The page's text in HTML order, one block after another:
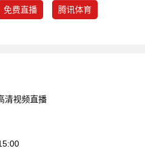
免费直播 腾讯体育
清视频直播